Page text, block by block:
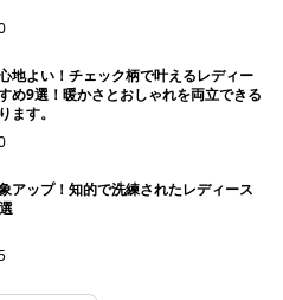
地よい！チェック柄で叶えるレディー
め9選！暖かさとおしゃれを両立できる
ます。
アップ！知的で洗練されたレディース